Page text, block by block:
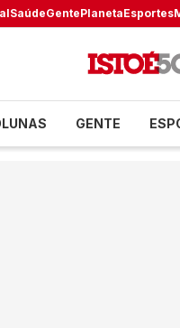
SaúdeGentePlanetaEsportes
GENTE